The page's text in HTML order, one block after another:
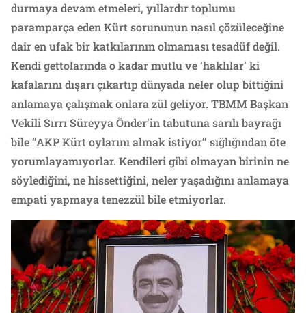
durmaya devam etmeleri, yıllardır toplumu
paramparça eden Kürt sorununun nasıl çözüleceğine
dair en ufak bir katkılarının olmaması tesadüf değil.
Kendi gettolarında o kadar mutlu ve ‘haklılar’ ki
kafalarını dışarı çıkartıp dünyada neler olup bittiğini
anlamaya çalışmak onlara zül geliyor. TBMM Başkan
Vekili Sırrı Süreyya Önder’in tabutuna sarılı bayrağı
bile ‘’AKP Kürt oylarını almak istiyor’’ sığlığından öte
yorumlayamıyorlar. Kendileri gibi olmayan birinin ne
söylediğini, ne hissettiğini, neler yaşadığını anlamaya
empati yapmaya tenezzül bile etmiyorlar.